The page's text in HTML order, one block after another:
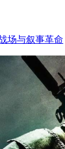
场与叙事革命